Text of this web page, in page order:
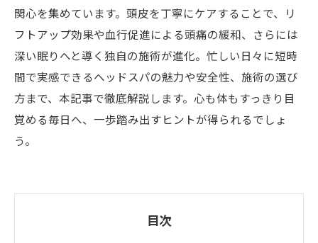
関心を集めています。頭皮を丁寧にケアすることで、リ
フトアップ効果や血行促進による頭痛の緩和、さらには
深い眠りへと導く独自の施術が進化。忙しい日々に短時
間で実感できるヘッドスパの魅力や安全性、施術の選び
方まで、本記事で徹底解説します。心も体もすっきり目
覚める毎日へ、一歩踏み出すヒントが得られるでしょ
う。
目次